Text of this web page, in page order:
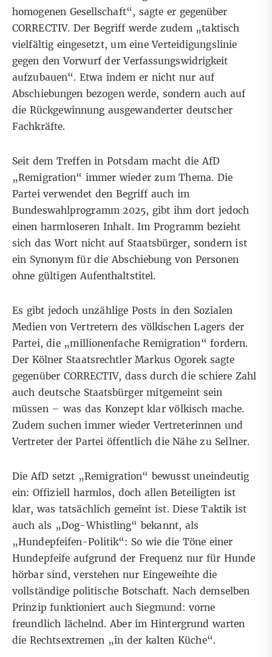
homogenen Gesellschaft“, sagte er gegenüber
CORRECTIV. Der Begriff werde zudem „taktisch
vielfältig eingesetzt, um eine Verteidigungslinie
gegen den Vorwurf der Verfassungswidrigkeit
aufzubauen“. Etwa indem er nicht nur auf
Abschiebungen bezogen werde, sondern auch auf
die Rückgewinnung ausgewanderter deutscher
Fachkräfte.
Seit dem Treffen in Potsdam macht die AfD
„Remigration“ immer wieder zum Thema. Die
Partei verwendet den Begriff auch im
Bundeswahlprogramm 2025, gibt ihm dort jedoch
einen harmloseren Inhalt. Im Programm bezieht
sich das Wort nicht auf Staatsbürger, sondern ist
ein Synonym für die Abschiebung von Personen
ohne gültigen Aufenthaltstitel.
Es gibt jedoch unzählige Posts in den Sozialen
Medien von Vertretern des völkischen Lagers der
Partei, die „millionenfache Remigration“ fordern.
Der Kölner Staatsrechtler Markus Ogorek sagte
gegenüber CORRECTIV, dass durch die schiere Zahl
auch deutsche Staatsbürger mitgemeint sein
müssen – was das Konzept klar völkisch mache.
Zudem suchen immer wieder Vertreterinnen und
Vertreter der Partei öffentlich die Nähe zu Sellner.
Die AfD setzt „Remigration“ bewusst uneindeutig
ein: Offiziell harmlos, doch allen Beteiligten ist
klar, was tatsächlich gemeint ist. Diese Taktik ist
auch als „Dog-Whistling“ bekannt, als
„Hundepfeifen-Politik“: So wie die Töne einer
Hundepfeife aufgrund der Frequenz nur für Hunde
hörbar sind, verstehen nur Eingeweihte die
vollständige politische Botschaft. Nach demselben
Prinzip funktioniert auch Siegmund: vorne
freundlich lächelnd. Aber im Hintergrund warten
die Rechtsextremen „in der kalten Küche“.